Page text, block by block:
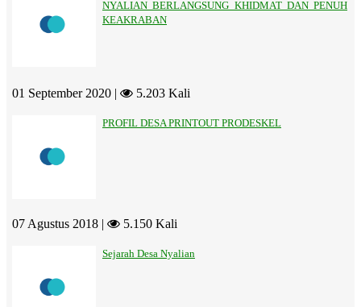
NYALIAN BERLANGSUNG KHIDMAT DAN PENUH
KEAKRABAN
01 September 2020 | 5.203 Kali
PROFIL DESA PRINTOUT PRODESKEL
07 Agustus 2018 | 5.150 Kali
Sejarah Desa Nyalian